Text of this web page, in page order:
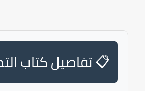
📋 تفاصيل كتاب